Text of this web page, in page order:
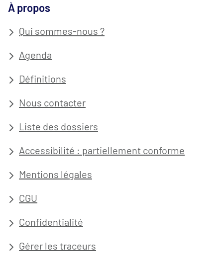
À propos
Qui sommes-nous ?
Agenda
Définitions
Nous contacter
Liste des dossiers
Accessibilité : partiellement conforme
Mentions légales
CGU
Confidentialité
Gérer les traceurs